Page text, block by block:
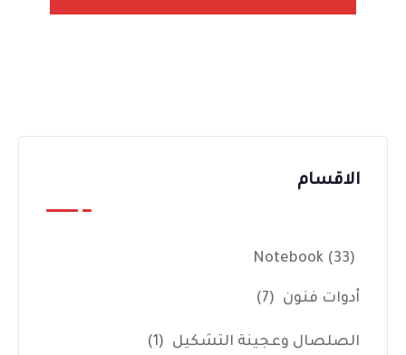
الاقسام
Notebook (33)
أدوات فنون (7)
الصلصال وعجينة التشكيل (1)